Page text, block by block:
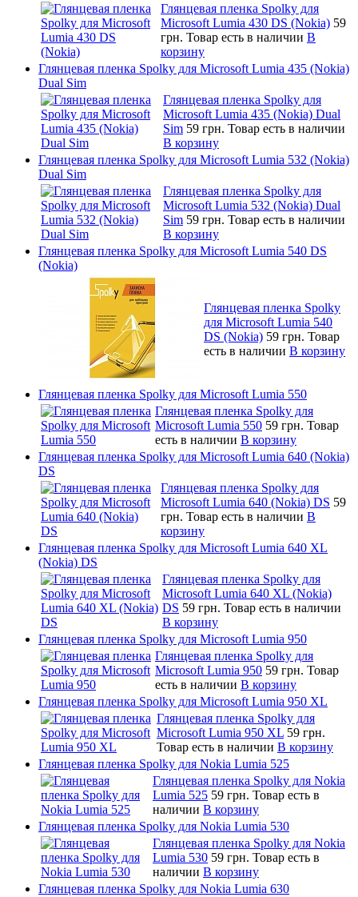
Глянцевая пленка Spolky для
Microsoft Lumia 430 DS (Nokia) 59
грн. Товар есть в наличии В
корзину
Глянцевая пленка Spolky для Microsoft Lumia 435 (Nokia)
Dual Sim
Глянцевая пленка Spolky для
Microsoft Lumia 435 (Nokia) Dual
Sim 59 грн. Товар есть в наличии
В корзину
Глянцевая пленка Spolky для Microsoft Lumia 532 (Nokia)
Dual Sim
Глянцевая пленка Spolky для
Microsoft Lumia 532 (Nokia) Dual
Sim 59 грн. Товар есть в наличии
В корзину
Глянцевая пленка Spolky для Microsoft Lumia 540 DS
(Nokia)
Глянцевая пленка Spolky
для Microsoft Lumia 540
DS (Nokia) 59 грн. Товар
есть в наличии В корзину
Глянцевая пленка Spolky для Microsoft Lumia 550
Глянцевая пленка Spolky для
Microsoft Lumia 550 59 грн. Товар
есть в наличии В корзину
Глянцевая пленка Spolky для Microsoft Lumia 640 (Nokia)
DS
Глянцевая пленка Spolky для
Microsoft Lumia 640 (Nokia) DS 59
грн. Товар есть в наличии В
корзину
Глянцевая пленка Spolky для Microsoft Lumia 640 XL
(Nokia) DS
Глянцевая пленка Spolky для
Microsoft Lumia 640 XL (Nokia)
DS 59 грн. Товар есть в наличии
В корзину
Глянцевая пленка Spolky для Microsoft Lumia 950
Глянцевая пленка Spolky для
Microsoft Lumia 950 59 грн. Товар
есть в наличии В корзину
Глянцевая пленка Spolky для Microsoft Lumia 950 XL
Глянцевая пленка Spolky для
Microsoft Lumia 950 XL 59 грн.
Товар есть в наличии В корзину
Глянцевая пленка Spolky для Nokia Lumia 525
Глянцевая пленка Spolky для Nokia
Lumia 525 59 грн. Товар есть в
наличии В корзину
Глянцевая пленка Spolky для Nokia Lumia 530
Глянцевая пленка Spolky для Nokia
Lumia 530 59 грн. Товар есть в
наличии В корзину
Глянцевая пленка Spolky для Nokia Lumia 630